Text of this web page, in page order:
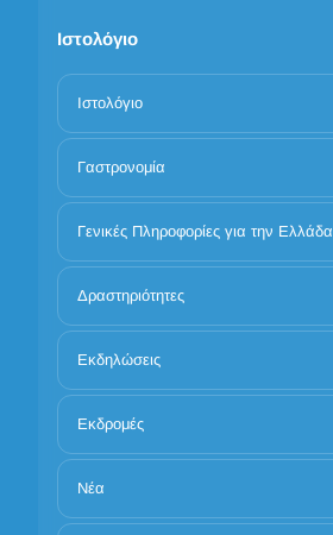
Ιστολόγιο
Ιστολόγιο
Γαστρονομία
Γενικές Πληροφορίες για την Ελλάδα
Δραστηριότητες
Εκδηλώσεις
Εκδρομές
Νέα